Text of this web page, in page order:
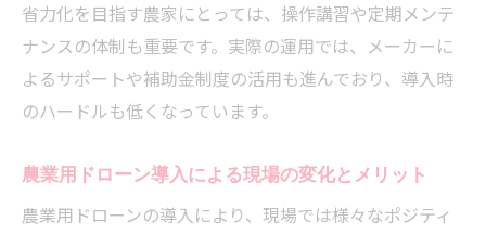
省力化を目指す農家にとっては、操作講習や定期メンテ
ナンスの体制も重要です。実際の運用では、メーカーに
よるサポートや補助金制度の活用も進んでおり、導入時
のハードルも低くなっています。
農業用ドローン導入による現場の変化とメリット
農業用ドローンの導入により、現場では様々なポジティ